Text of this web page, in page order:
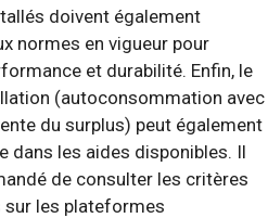
doivent également
normes en vigueur pour
et durabilité. Enfin, le
(autoconsommation avec
du surplus) peut également
dans les aides disponibles. Il
de consulter les critères
les plateformes